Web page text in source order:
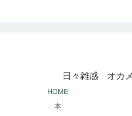
日々雑感 オカ
HOME
本